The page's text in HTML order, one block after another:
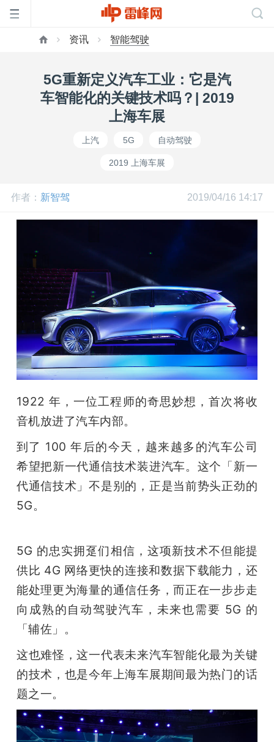
页
网
开
课
活
中
心
GAIR
题
爱
机
资讯 智能驾驶
5G重新定义汽车工业：它是汽
车智能化的关键技术吗？| 2019
上海车展
上汽 5G 自动驾驶
2019 上海车展
作者： 新智驾 2019/04/16 14:17
1922 年，一位工程师的奇思妙想，首次将收
音机放进了汽车内部。
到了 100 年后的今天，越来越多的汽车公司
希望把新一代通信技术装进汽车。这个「新一
代通信技术」不是别的，正是当前势头正劲的
5G。
5G 的忠实拥趸们相信，这项新技术不但能提
供比 4G 网络更快的连接和数据下载能力，还
能处理更为海量的通信任务，而正在一步步走
向成熟的自动驾驶汽车，未来也需要 5G 的
「辅佐」。
这也难怪，这一代表未来汽车智能化最为关键
的技术，也是今年上海车展期间最为热门的话
题之一。